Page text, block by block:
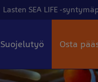
Lasten SEA LIFE -
Suojelutyö Osta